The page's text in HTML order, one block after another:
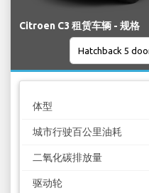
Citroen C3 租赁车辆 - 规格
体型
城市行驶百公里油耗
二氧化碳排放量
驱动轮